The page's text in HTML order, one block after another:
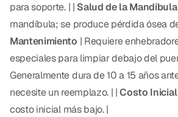
TECNOLOGÍA
CBCT
Impresiones Digitales
Radiografía Digital
para soporte. | | Salud de la Mandíbula
mandíbula; se produce pérdida ósea
Mantenimiento | Requiere
especiales para limpiar debajo del
Generalmente dura de 10 a 15 años
necesite un reemplazo. | |Costo Inicial
costo inicial más bajo. |